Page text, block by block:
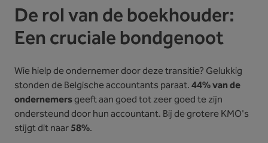
De rol van de boekhouder:
Een cruciale bondgenoot
Wie hielp de ondernemer door deze transitie? Gelukkig
stonden de Belgische accountants paraat.44% van de
ondernemersgeeft aan goed tot zeer goed te zijn
ondersteund door hun accountant. Bij de grotere KMO's
stijgt dit naar58%.